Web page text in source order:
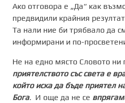
Ако отговора е „Да“ как
предвидили крайния
Та нали ние би трябвало да
информирани и по-
Не на едно място Словото ни
приятелството със света е
който иска да бъде приятел
Бога. И още да не се